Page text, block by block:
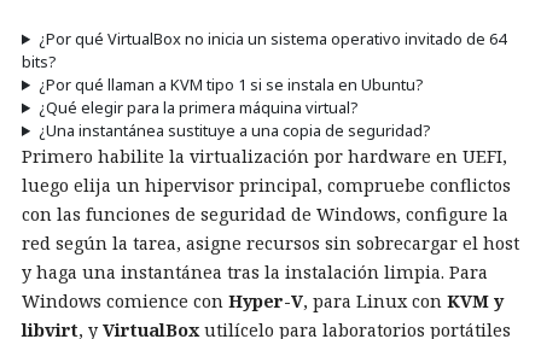
¿Por qué VirtualBox no inicia un sistema operativo invitado de 64
bits?
¿Por qué llaman a KVM tipo 1 si se instala en Ubuntu?
¿Qué elegir para la primera máquina virtual?
¿Una instantánea sustituye a una copia de seguridad?
Primero habilite la virtualización por hardware en UEFI,
luego elija un hipervisor principal, compruebe conflictos
con las funciones de seguridad de Windows, configure la
red según la tarea, asigne recursos sin sobrecargar el host
y haga una instantánea tras la instalación limpia. Para
Windows comience con Hyper-V, para Linux con KVM y
libvirt, y VirtualBoxutilícelo para laboratorios portátiles